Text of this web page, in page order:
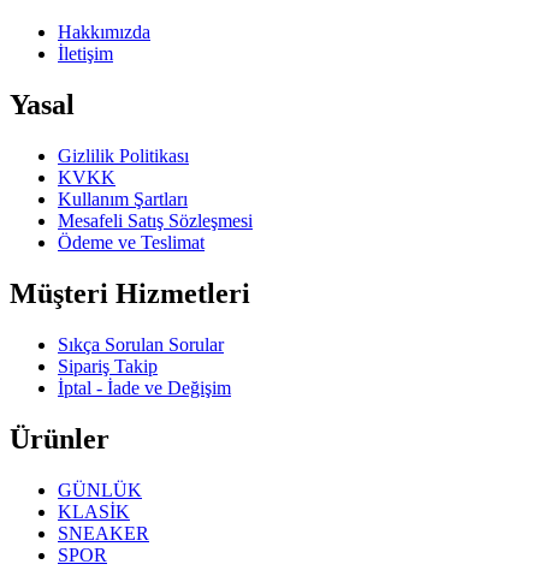
Hakkımızda
İletişim
Yasal
Gizlilik Politikası
KVKK
Kullanım Şartları
Mesafeli Satış Sözleşmesi
Ödeme ve Teslimat
Müşteri Hizmetleri
Sıkça Sorulan Sorular
Sipariş Takip
İptal - İade ve Değişim
Ürünler
GÜNLÜK
KLASİK
SNEAKER
SPOR